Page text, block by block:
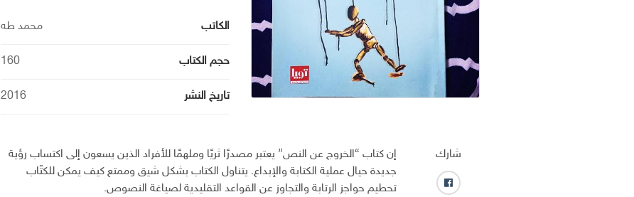
الكاتب محمد طه
حجم الكتاب 160
تاريخ النشر 2016
شارك
ف
إن كتاب “الخروج عن النص” يعتبر مصدرًا ثريًا وملهمًا للأفراد الذين يسعون إلى اكتساب رؤية
جديدة حيال عملية الكتابة والإبداع. يتناول الكتاب بشكل شيق وممتع كيف يمكن للكتّاب
تحطيم حواجز الرتابة والتجاوز عن القواعد التقليدية لصياغة النصوص.